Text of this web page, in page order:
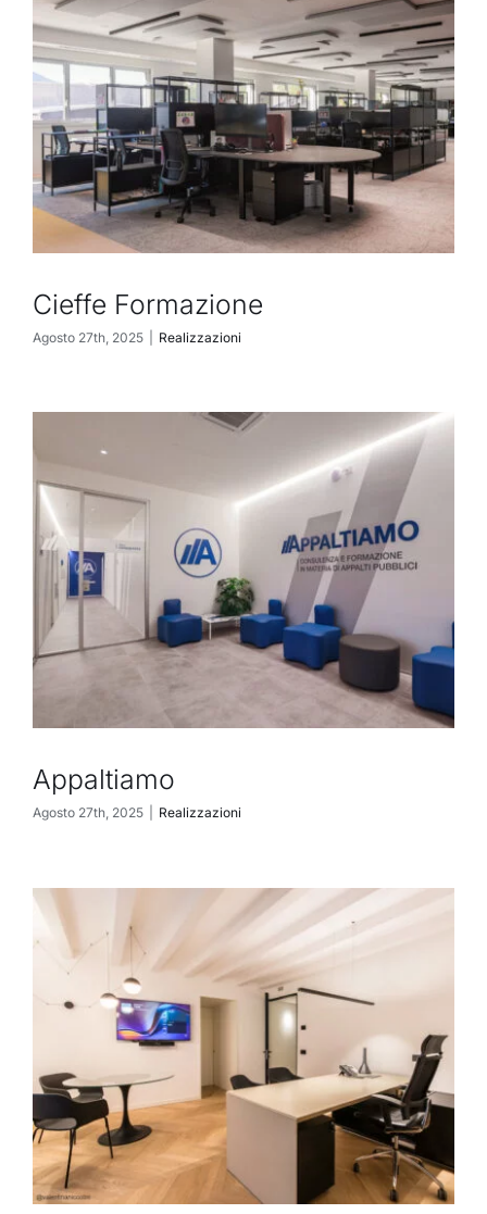
Cieffe Formazione
Agosto 27th, 2025 Realizzazioni
Appaltiamo
Agosto 27th, 2025 Realizzazioni